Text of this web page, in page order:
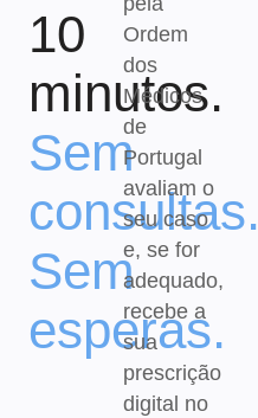
10
minutos.
Sem
consultas.
Sem
esperas.
Ordem
dos
Médicos
de
Portugal
avaliam o
seu caso
e, se for
adequado,
recebe a
sua
prescrição
digital no